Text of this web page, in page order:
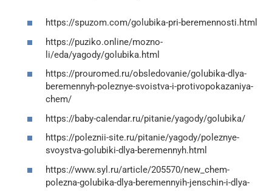
https://spuzom.com/golubika-pri-beremennosti.html
https://puziko.online/mozno-
li/eda/yagody/golubika.html
https://prouromed.ru/obsledovanie/golubika-dlya-
beremennyh-poleznye-svoistva-i-protivopokazaniya-
chem/
https://baby-calendar.ru/pitanie/yagody/golubika/
https://poleznii-site.ru/pitanie/yagody/poleznye-
svoystva-golubiki-dlya-beremennyh.html
https://www.syl.ru/article/205570/new_chem-
polezna-golubika-dlya-beremennyih-jenschin-i-dlya-